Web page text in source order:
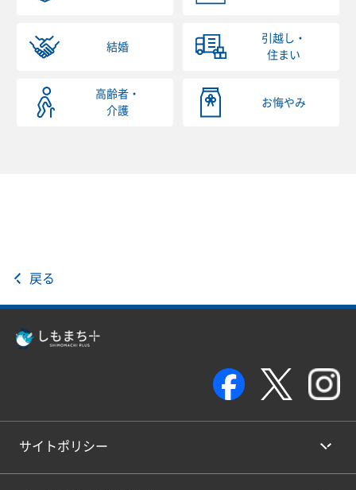
結婚
引越し・
住まい
高齢者・
介護
お悔やみ
戻る
サイトポリシー